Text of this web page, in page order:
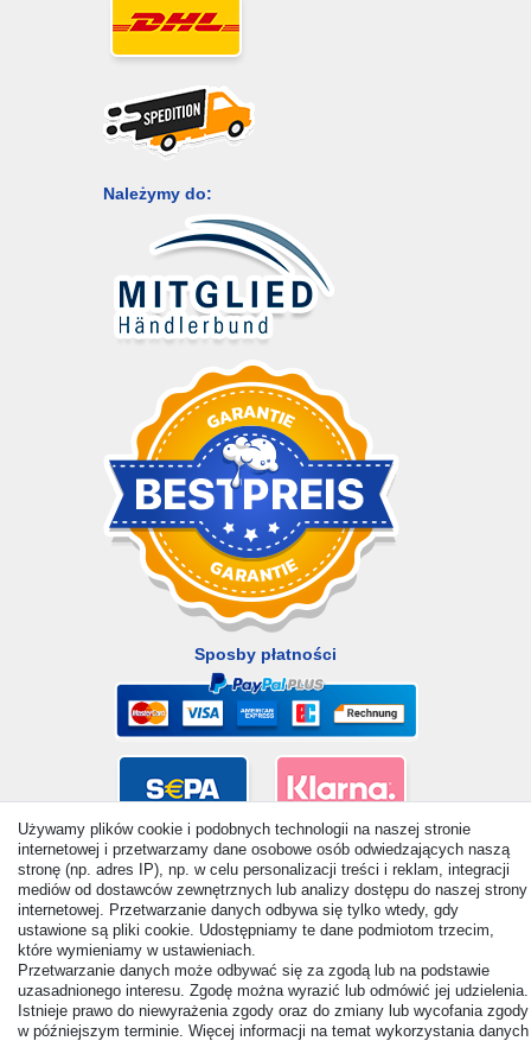
Należymy do:
Sposby płatności
© Copyright 2026 | Wszelkie prawa zastrzezone. - All rights
reserved. Prices incl. VAT. 19% VAT Basic prices see article detail
Używamy plików cookie i podobnych technologii na naszej stronie
internetowej i przetwarzamy dane osobowe osób odwiedzających naszą
stronę (np. adres IP), np. w celu personalizacji treści i reklam, integracji
mediów od dostawców zewnętrznych lub analizy dostępu do naszej strony
internetowej. Przetwarzanie danych odbywa się tylko wtedy, gdy
ustawione są pliki cookie. Udostępniamy te dane podmiotom trzecim,
które wymieniamy w ustawieniach.
Przetwarzanie danych może odbywać się za zgodą lub na podstawie
uzasadnionego interesu. Zgodę można wyrazić lub odmówić jej udzielenia.
Istnieje prawo do niewyrażenia zgody oraz do zmiany lub wycofania zgody
w późniejszym terminie. Więcej informacji na temat wykorzystania danych